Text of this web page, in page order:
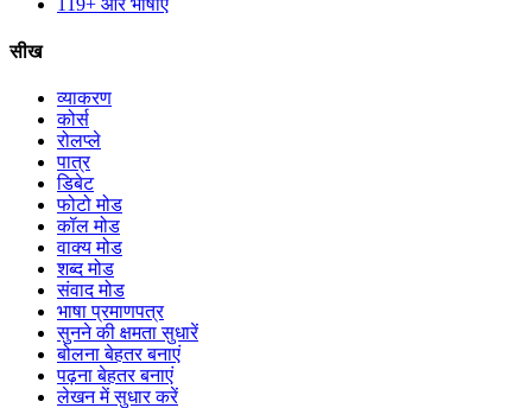
119+ और भाषाएँ
सीख
व्याकरण
कोर्स
रोलप्ले
पात्र
डिबेट
फोटो मोड
कॉल मोड
वाक्य मोड
शब्द मोड
संवाद मोड
भाषा प्रमाणपत्र
सुनने की क्षमता सुधारें
बोलना बेहतर बनाएं
पढ़ना बेहतर बनाएं
लेखन में सुधार करें